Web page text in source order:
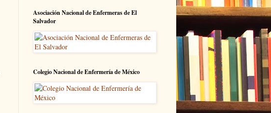
Asociación Nacional de Enfermeras de El
Salvador
Colegio Nacional de Enfermería de México